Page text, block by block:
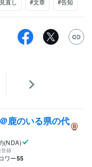
直し #文章 #告知
鹿のいる県の代
(NDA)
登録
ワー55